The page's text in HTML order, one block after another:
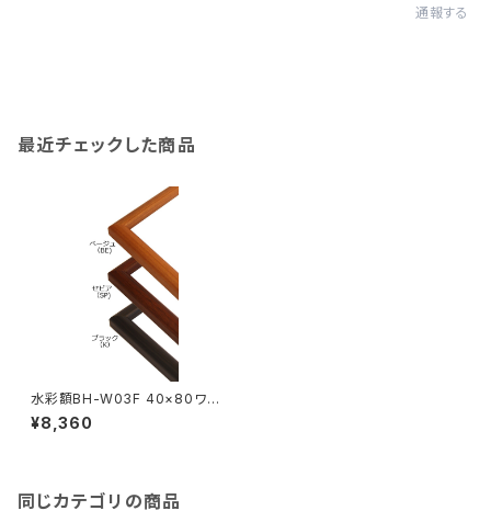
通報する
最近チェックした商品
水彩額BH-W03F 40×80ワイ
ド 400×800ミリ
¥8,360
同じカテゴリの商品